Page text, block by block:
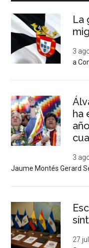
La
3
a
ha
3
Jaume Montés Gerard
27